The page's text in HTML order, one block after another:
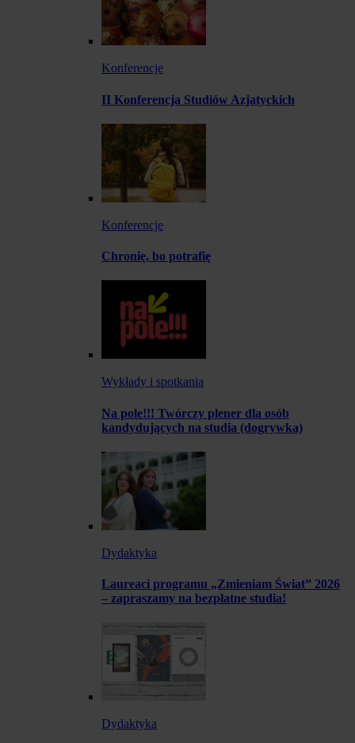
Konferencje
II Konferencja Studiów Azjatyckich
Konferencje
Chronię, bo potrafię
Wykłady i spotkania
Na pole!!! Twórczy plener dla osób
kandydujących na studia (dogrywka)
Dydaktyka
Laureaci programu „Zmieniam Świat” 2026
– zapraszamy na bezpłatne studia!
Dydaktyka